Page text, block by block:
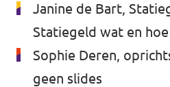
Janine de Bart,
Statiegeld wat en hoe
Sophie Deren,
geen slides